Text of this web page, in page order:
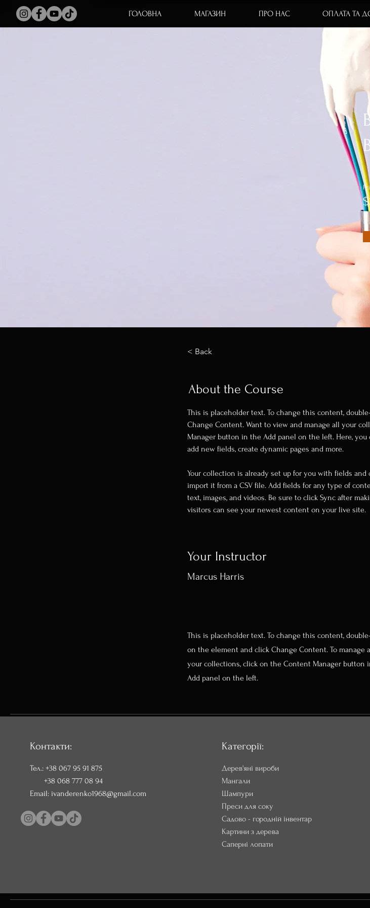
ГОЛОВНА МАГАЗИН ПРО НАС ОПЛАТА ТА
< Back
About the Course
This is placeholder text. To change this content,
Change Content. Want to view and manage all your
Manager button in the Add panel on the left. Here,
add new fields, create dynamic pages and more.
Your collection is already set up for you with fields
import it from a CSV file. Add fields for any type of
text, images, and videos. Be sure to click Sync after
visitors can see your newest content on your live site.
Your Instructor
Marcus Harris
This is placeholder text. To change this content,
on the element and click Change Content. To manage
your collections, click on the Content Manager button
Add panel on the left.
Контакти:
Тел.: +38 067 95 91 875
+38 068 777 08 94
Email: ivanderenko1968@gmail.com
Категорії:
Дерев'яні вироби
Мангали
Шампури
Преси для соку
Садово - городній інвентар
Картини з дерева
Саперні лопати